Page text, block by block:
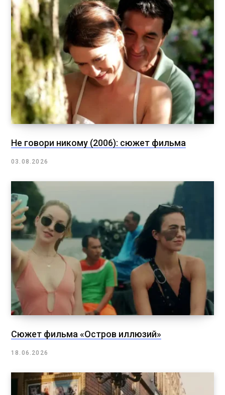
Не говори никому (2006): сюжет фильма
03.08.2026
Сюжет фильма «Остров иллюзий»
18.06.2026